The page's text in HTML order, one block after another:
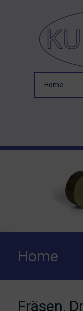
Zielseite
Home
Fräsen,